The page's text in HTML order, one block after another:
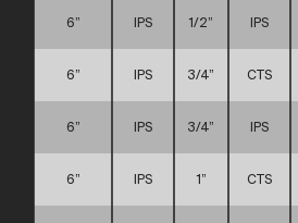
6” IPS 1/2” IPS
6” IPS 3/4” CTS
6” IPS 3/4” IPS
6” IPS 1” CTS